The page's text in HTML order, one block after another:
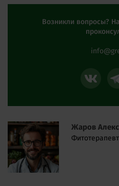
Возникли вопросы?
Жаров
Фитотерапевт